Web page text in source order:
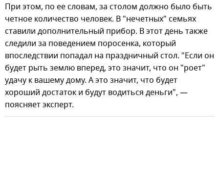
При этом, по ее словам, за столом должно было быть
четное количество человек. В "нечетных" семьях
ставили дополнительный прибор. В этот день также
следили за поведением поросенка, который
впоследствии попадал на праздничный стол. "Если он
будет рыть землю вперед, это значит, что он "роет"
удачу к вашему дому. А это значит, что будет
хороший достаток и будут водиться деньги", —
поясняет эксперт.